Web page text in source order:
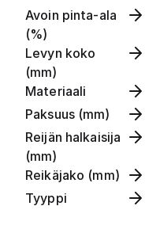
Avoin pinta-ala
(%)
Levyn koko
(mm)
Materiaali
Paksuus (mm)
Reijän halkaisija
(mm)
Reikäjako (mm)
Tyyppi